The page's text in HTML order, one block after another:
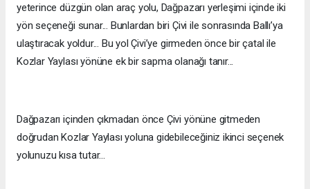
yeterince düzgün olan araç yolu, Dağpazarı yerleşimi içinde iki
yön seçeneği sunar... Bunlardan biri Çivi ile sonrasında Ballı’ya
ulaştıracak yoldur... Bu yol Çivi’ye girmeden önce bir çatal ile
Kozlar Yaylası yönüne ek bir sapma olanağı tanır...
Dağpazarı içinden çıkmadan önce Çivi yönüne gitmeden
doğrudan Kozlar Yaylası yoluna gidebileceğiniz ikinci seçenek
yolunuzu kısa tutar...